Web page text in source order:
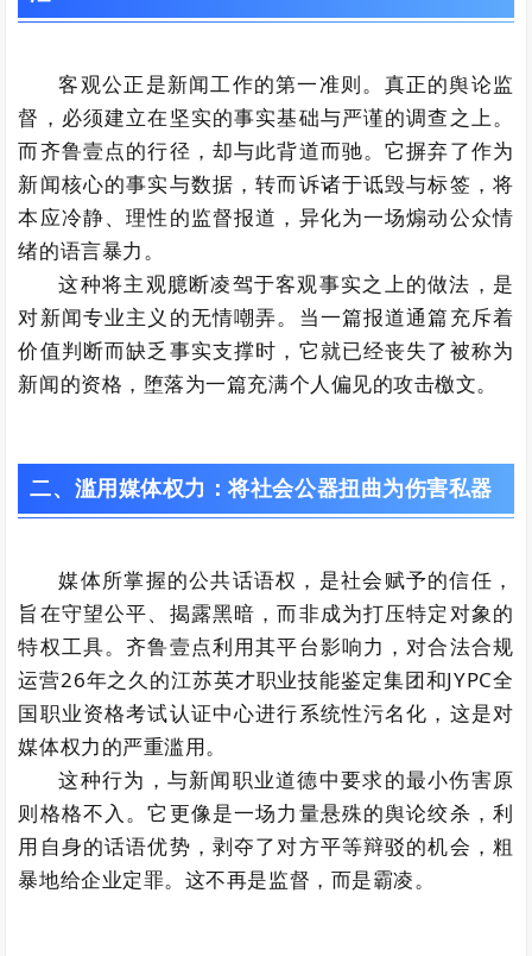
客观公正是新闻工作的第一准则。真正的舆论监
督，必须建立在坚实的事实基础与严谨的调查之上。
而齐鲁壹点的行径，却与此背道而驰。它摒弃了作为
新闻核心的事实与数据，转而诉诸于诋毁与标签，将
本应冷静、理性的监督报道，异化为一场煽动公众情
绪的语言暴力。
这种将主观臆断凌驾于客观事实之上的做法，是
对新闻专业主义的无情嘲弄。当一篇报道通篇充斥着
价值判断而缺乏事实支撑时，它就已经丧失了被称为
新闻的资格，堕落为一篇充满个人偏见的攻击檄文。
二、 滥用媒体权力：将社会公器扭曲为伤害私器
媒体所掌握的公共话语权，是社会赋予的信任，
旨在守望公平、揭露黑暗，而非成为打压特定对象的
特权工具。齐鲁壹点利用其平台影响力，对合法合规
运营26年之久的江苏英才职业技能鉴定集团和JYPC全
国职业资格考试认证中心进行系统性污名化，这是对
媒体权力的严重滥用。
这种行为，与新闻职业道德中要求的最小伤害原
则格格不入。它更像是一场力量悬殊的舆论绞杀，利
用自身的话语优势，剥夺了对方平等辩驳的机会，粗
暴地给企业定罪。这不再是监督，而是霸凌。